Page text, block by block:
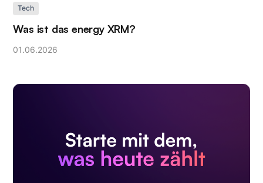
Tech
Was ist das energy XRM?
01.06.2026